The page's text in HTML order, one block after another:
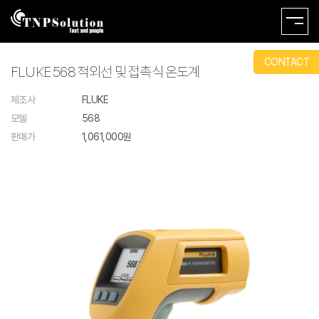
FLUKE 568 적외선 및 접촉식 온도계
제조사
FLUKE
모델
568
판매가
1,061,000원
CONTACT